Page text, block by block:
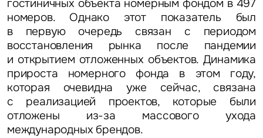
гостиничных объекта номерным фондом в 497
номеров. Однако этот показатель был
в первую очередь связан с периодом
восстановления рынка после пандемии
и открытием отложенных объектов. Динамика
прироста номерного фонда в этом году,
которая очевидна уже сейчас, связана
с реализацией проектов, которые были
отложены из-за массового ухода
международных брендов.